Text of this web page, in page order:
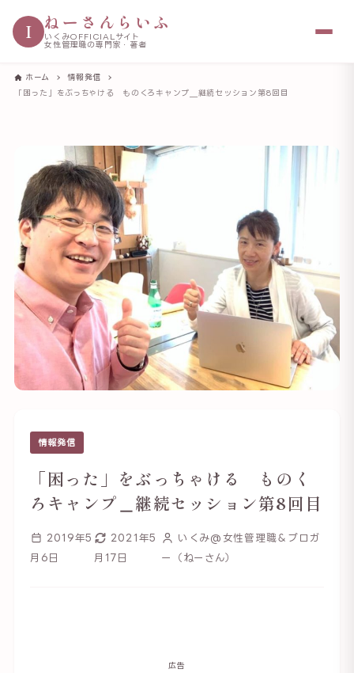
I ねーさんらいふ
いくみOFFICIALサイト
女性管理職の専門家・著者
ホーム
情報発信
「困った」をぶっちゃける ものくろキャンプ＿継続セッション第8回目
情報発信
「困った」をぶっちゃける ものく
ろキャンプ＿継続セッション第8回目
2019年5
月6日
2021年5
月17日
いくみ@女性管理職＆ブロガ
ー（ねーさん）
広告